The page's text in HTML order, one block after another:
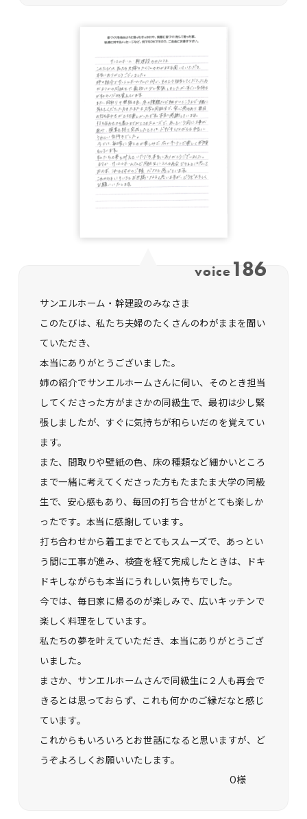
voice 186
サンエルホーム・幹建設のみなさま
このたびは、私たち夫婦のたくさんのわがままを聞い
ていただき、
本当にありがとうございました。
姉の紹介でサンエルホームさんに伺い、そのとき担当
してくださった方がまさかの同級生で、最初は少し緊
張しましたが、すぐに気持ちが和らいだのを覚えてい
ます。
また、間取りや壁紙の色、床の種類など細かいところ
まで一緒に考えてくださった方もたまたま大学の同級
生で、安心感もあり、毎回の打ち合せがとても楽しか
ったです。本当に感謝しています。
打ち合わせから着工までとてもスムーズで、あっとい
う間に工事が進み、検査を経て完成したときは、ドキ
ドキしながらも本当にうれしい気持ちでした。
今では、毎日家に帰るのが楽しみで、広いキッチンで
楽しく料理をしています。
私たちの夢を叶えていただき、本当にありがとうござ
いました。
まさか、サンエルホームさんで同級生に２人も再会で
きるとは思っておらず、これも何かのご縁だなと感じ
ています。
これからもいろいろとお世話になると思いますが、ど
うぞよろしくお願いいたします。
O様